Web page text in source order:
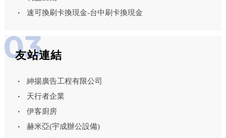
速可換刷卡換現金-台中刷卡換現金
友站連結
紳揚廣告工程有限公司
天行者企業
伊客廚房
赫米亞(宇成辦公設備)